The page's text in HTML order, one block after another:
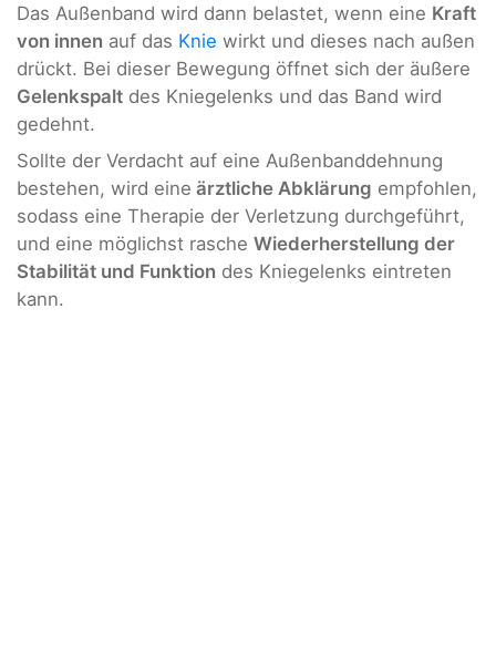
Das Außenband wird dann belastet, wenn eine Kraft
von innen auf das Knie wirkt und dieses nach außen
drückt. Bei dieser Bewegung öffnet sich der äußere
Gelenkspalt des Kniegelenks und das Band wird
gedehnt.
Sollte der Verdacht auf eine Außenbanddehnung
bestehen, wird eine ärztliche Abklärung empfohlen,
sodass eine Therapie der Verletzung durchgeführt,
und eine möglichst rasche Wiederherstellung der
Stabilität und Funktion des Kniegelenks eintreten
kann.